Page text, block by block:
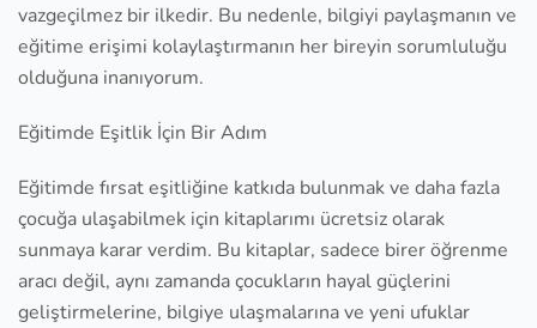
vazgeçilmez bir ilkedir. Bu nedenle, bilgiyi paylaşmanın ve
eğitime erişimi kolaylaştırmanın her bireyin sorumluluğu
olduğuna inanıyorum.
Eğitimde Eşitlik İçin Bir Adım
Eğitimde fırsat eşitliğine katkıda bulunmak ve daha fazla
çocuğa ulaşabilmek için kitaplarımı ücretsiz olarak
sunmaya karar verdim. Bu kitaplar, sadece birer öğrenme
aracı değil, aynı zamanda çocukların hayal güçlerini
geliştirmelerine, bilgiye ulaşmalarına ve yeni ufuklar